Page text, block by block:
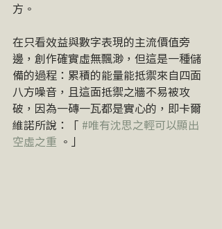
方。
在只看效益與數字表現的主流價值旁
邊，創作確實虛無飄渺，但這是一種儲
備的過程：累積的能量能抵禦來自四面
八方噪音，且這面抵禦之牆不易被攻
破，因為一磚一瓦都是實心的，即卡爾
維諾所說：「 #唯有沈思之輕可以顯出
空虛之重 。」